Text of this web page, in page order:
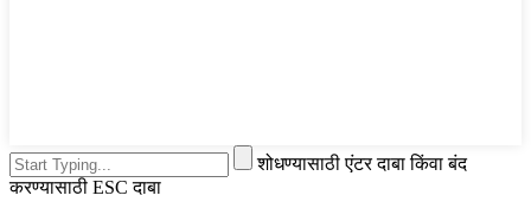
शोधण्यासाठी एंटर दाबा किंवा बंद
करण्यासाठी ESC दाबा